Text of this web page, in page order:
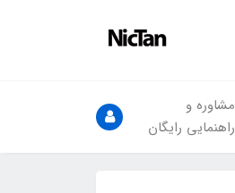
مشاوره و
راهنمایی رایگان